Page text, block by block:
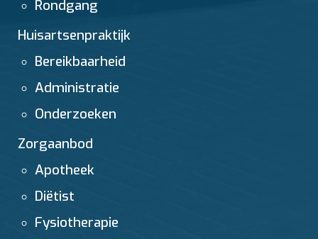
Rondgang
Huisartsenpraktijk
Bereikbaarheid
Administratie
Onderzoeken
Zorgaanbod
Apotheek
Diëtist
Fysiotherapie